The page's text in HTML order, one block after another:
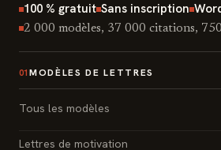
100 % gratuit Sans inscription
2 000 modèles, 37 000 citations,
01 MODÈLES DE LETTRES
Tous les modèles
Lettres de motivation